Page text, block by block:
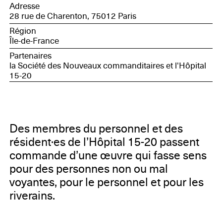
Adresse
28 rue de Charenton, 75012 Paris
Région
Île-de-France
Partenaires
la Société des Nouveaux commanditaires et l'Hôpital
15-20
Des membres du personnel et des
résident·es de l’Hôpital 15-20 passent
commande d’une œuvre qui fasse sens
pour des personnes non ou mal
voyantes, pour le personnel et pour les
riverains.